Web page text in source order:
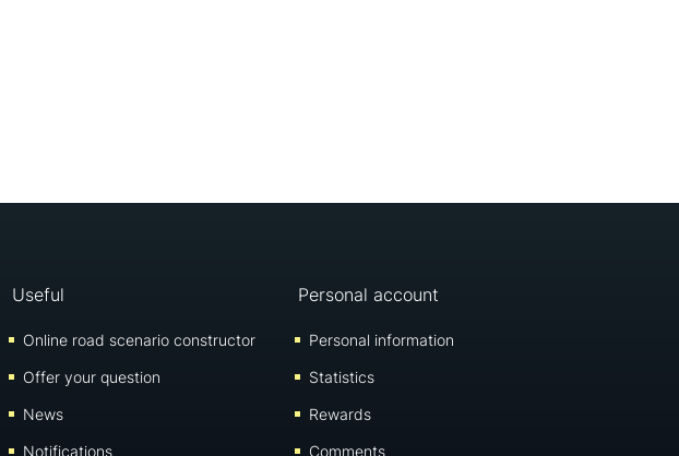
Useful
Online road scenario constructor
Offer your question
News
Notifications
Personal account
Personal information
Statistics
Rewards
Comments